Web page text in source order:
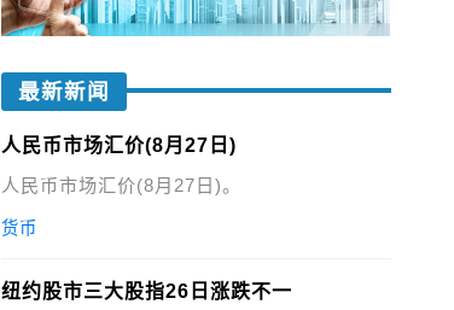
最新新闻
人民币市场汇价(8月27日)
人民币市场汇价(8月27日)。
货币
纽约股市三大股指26日涨跌不一